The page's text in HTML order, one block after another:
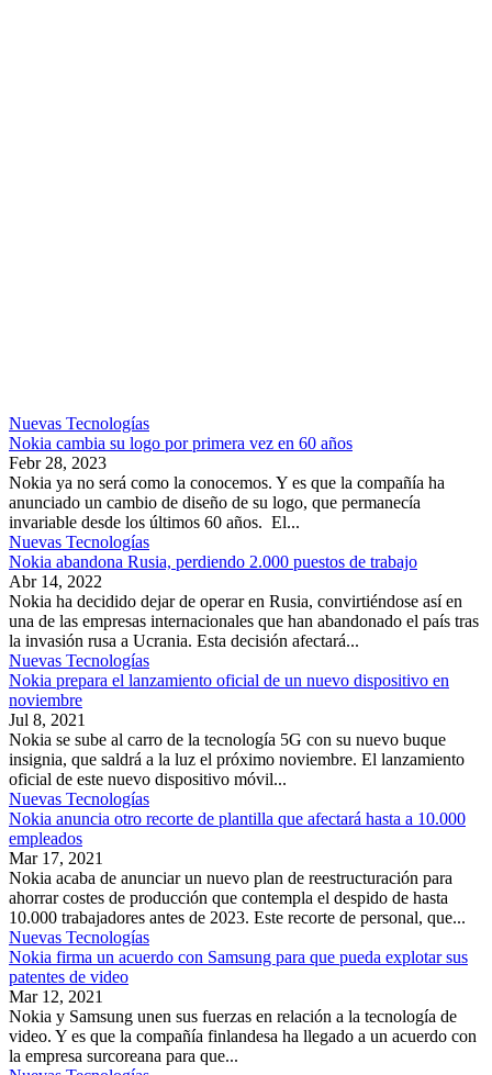
Nuevas Tecnologías
Nokia cambia su logo por primera vez en 60 años
Febr 28, 2023
Nokia ya no será como la conocemos. Y es que la compañía ha
anunciado un cambio de diseño de su logo, que permanecía
invariable desde los últimos 60 años. El...
Nuevas Tecnologías
Nokia abandona Rusia, perdiendo 2.000 puestos de trabajo
Abr 14, 2022
Nokia ha decidido dejar de operar en Rusia, convirtiéndose así en
una de las empresas internacionales que han abandonado el país tras
la invasión rusa a Ucrania. Esta decisión afectará...
Nuevas Tecnologías
Nokia prepara el lanzamiento oficial de un nuevo dispositivo en
noviembre
Jul 8, 2021
Nokia se sube al carro de la tecnología 5G con su nuevo buque
insignia, que saldrá a la luz el próximo noviembre. El lanzamiento
oficial de este nuevo dispositivo móvil...
Nuevas Tecnologías
Nokia anuncia otro recorte de plantilla que afectará hasta a 10.000
empleados
Mar 17, 2021
Nokia acaba de anunciar un nuevo plan de reestructuración para
ahorrar costes de producción que contempla el despido de hasta
10.000 trabajadores antes de 2023. Este recorte de personal, que...
Nuevas Tecnologías
Nokia firma un acuerdo con Samsung para que pueda explotar sus
patentes de video
Mar 12, 2021
Nokia y Samsung unen sus fuerzas en relación a la tecnología de
video. Y es que la compañía finlandesa ha llegado a un acuerdo con
la empresa surcoreana para que...